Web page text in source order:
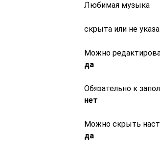
Любимая музыка
скрыта или не
Можно
да
Обязательно к
нет
Можно скрыть
да